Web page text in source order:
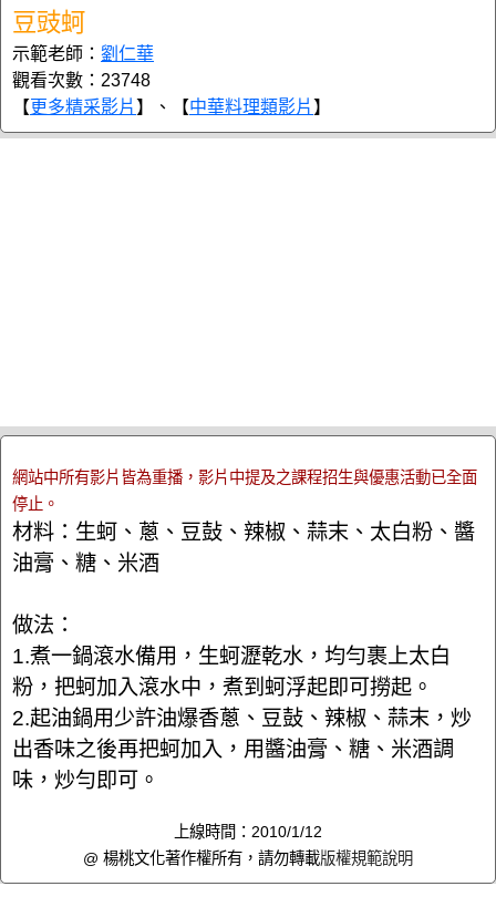
豆豉蚵
示範老師： 劉仁華
觀看次數：23748
【更多精采影片 】、【中華料理類影片 】
網站中所有影片皆為重播，影片中提及之課程招生與優惠活動已全面
停止。
材料：生蚵、蔥、豆鼔、辣椒、蒜末、太白粉、醬
油膏、糖、米酒
做法：
1.煮一鍋滾水備用，生蚵瀝乾水，均勻裹上太白
粉，把蚵加入滾水中，煮到蚵浮起即可撈起。
2.起油鍋用少許油爆香蔥、豆鼔、辣椒、蒜末，炒
出香味之後再把蚵加入，用醬油膏、糖、米酒調
味，炒勻即可。
上線時間：2010/1/12
@ 楊桃文化著作權所有，請勿轉載版權規範說明